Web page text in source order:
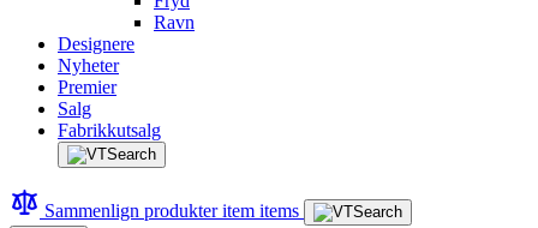
Ravn
Designere
Nyheter
Premier
Salg
Fabrikkutsalg
Sammenlign produkteritem items